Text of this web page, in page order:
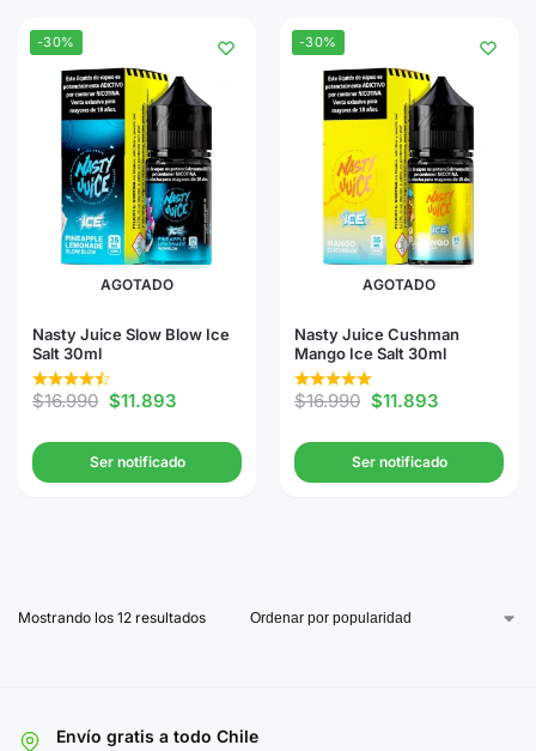
-30%
AGOTADO
Nasty Juice Slow Blow Ice
Salt 30ml
$16.990 $11.893
Ser notificado
-30%
AGOTADO
Nasty Juice Cushman
Mango Ice Salt 30ml
$16.990 $11.893
Ser notificado
Mostrando los 12 resultados
Envío gratis a todo Chile